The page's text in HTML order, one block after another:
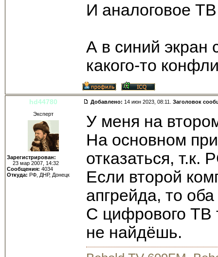
И аналоговое
А в синий экран
какого-то
hd44780 Добавлено: 14 июн 2023, 08:11. Заголовок
Эксперт
Зарегистрирован:
23 мар 2007, 14:32
Сообщения: 4034
Откуда: РФ, ДНР, Донецк
У меня на
На основном
отказаться, т.к.
Если второй
апгрейда, то
С цифрового ТВ
не найдёшь.